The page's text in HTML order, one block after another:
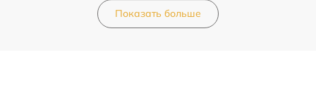
Показать больше